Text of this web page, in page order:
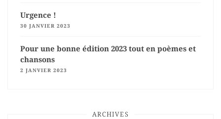
Urgence !
30 JANVIER 2023
Pour une bonne édition 2023 tout en poèmes et
chansons
2 JANVIER 2023
ARCHIVES